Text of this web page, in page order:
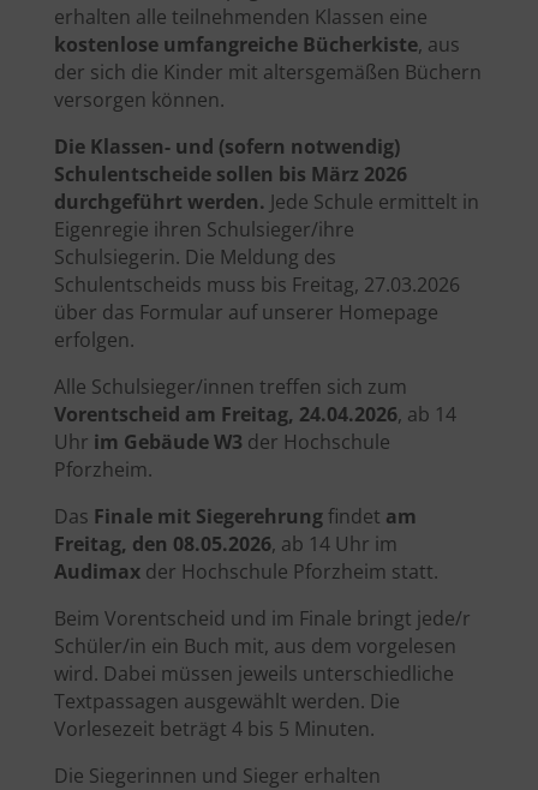
erhalten alle teilnehmenden Klassen eine
kostenlose umfangreiche Bücherkiste, aus
der sich die Kinder mit altersgemäßen Büchern
versorgen können.
Die Klassen- und (sofern notwendig)
Schulentscheide sollen bis März 2026
durchgeführt werden. Jede Schule ermittelt in
Eigenregie ihren Schulsieger/ihre
Schulsiegerin. Die Meldung des
Schulentscheids muss bis Freitag, 27.03.2026
über das Formular auf unserer Homepage
erfolgen.
Alle Schulsieger/innen treffen sich zum
Vorentscheid am Freitag, 24.04.2026, ab 14
Uhr im Gebäude W3 der Hochschule
Pforzheim.
Das Finale mit Siegerehrungfindet am
Freitag, den 08.05.2026, ab 14 Uhr im
Audimaxder Hochschule Pforzheim statt.
Beim Vorentscheid und im Finale bringt jede/r
Schüler/in ein Buch mit, aus dem vorgelesen
wird. Dabei müssen jeweils unterschiedliche
Textpassagen ausgewählt werden. Die
Vorlesezeit beträgt 4 bis 5 Minuten.
Die Siegerinnen und Sieger erhalten